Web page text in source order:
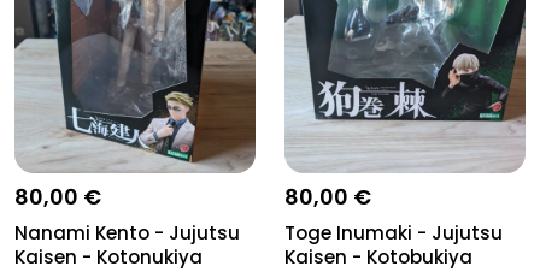
80,00 €
Nanami Kento - Jujutsu
Kaisen - Kotonukiya
80,00 €
Toge Inumaki - Jujutsu
Kaisen - Kotobukiya